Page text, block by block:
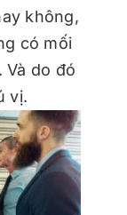
không,
có mối
Và do đó
vị.